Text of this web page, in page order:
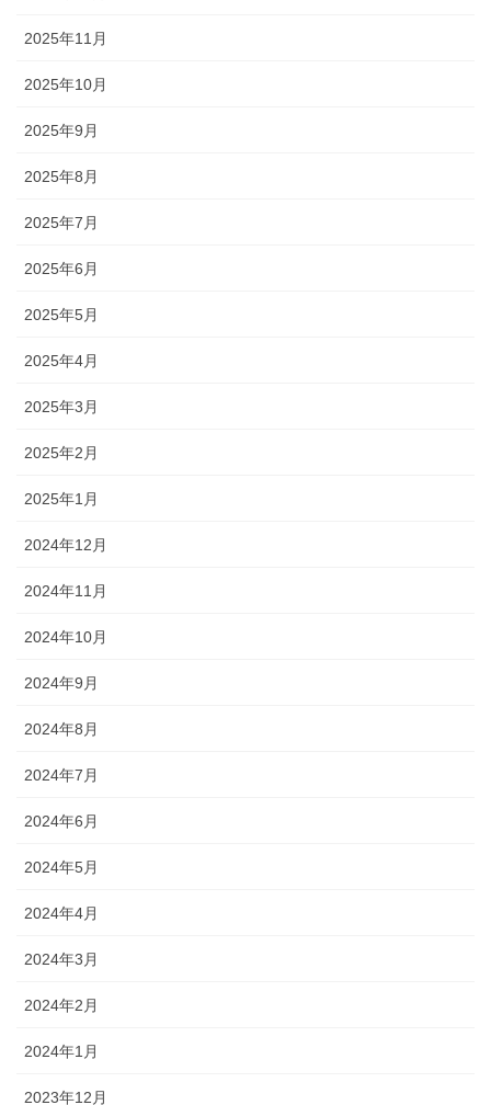
2025年11月
2025年10月
2025年9月
2025年8月
2025年7月
2025年6月
2025年5月
2025年4月
2025年3月
2025年2月
2025年1月
2024年12月
2024年11月
2024年10月
2024年9月
2024年8月
2024年7月
2024年6月
2024年5月
2024年4月
2024年3月
2024年2月
2024年1月
2023年12月